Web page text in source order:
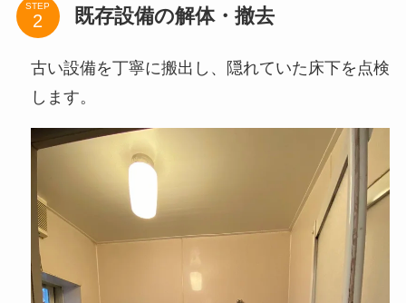
STEP 既存設備の解体・撤去
古い設備を丁寧に搬出し、隠れていた床下を点検
します。